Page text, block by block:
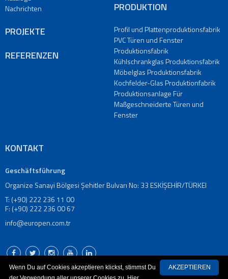
Nachrichten
PROJEKTE
REFERENZEN
PRODUKTION
Profil und Plattenproduktionsfabrik
PVC Türen und Fenster
Produktionsfabrik
Kühlschrankglas Produktionsfabrik
Möbelglas Produktionsfabrik
Kochfelder-Glas Produktionfabrik
Produktionsanlage Für
Maßgeschneiderte Türen und
Fenster
KONTAKT
Geschäftsführung
Organize Sanayi Bölgesi Şehitler Bulvarı No: 33 ESKİŞEHİR/TÜRKEI
T: (+90) 222 236 11 00
F: (+90) 222 236 00 67
info@europen.com.tr
AKZEPTIEREN
Wenn Du auf Cookies akzeptieren klickst, stimmst Du